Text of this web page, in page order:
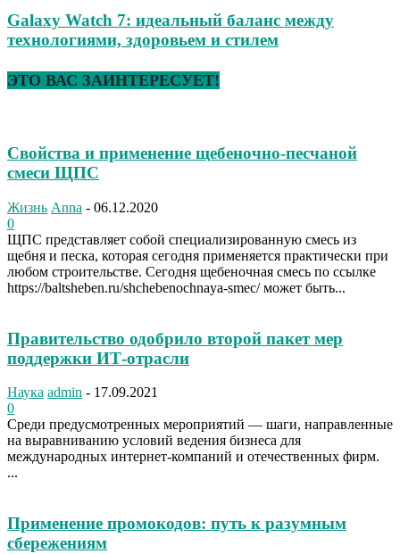
Galaxy Watch 7: идеальный баланс между
технологиями, здоровьем и стилем
ЭТО ВАС ЗАИНТЕРЕСУЕТ!
Свойства и применение щебеночно-песчаной
смеси ЩПС
Жизнь Anna - 06.12.2020
0
ЩПС представляет собой специализированную смесь из
щебня и песка, которая сегодня применяется практически при
любом строительстве. Сегодня щебеночная смесь по ссылке
https://baltsheben.ru/shchebenochnaya-smec/ может быть...
Правительство одобрило второй пакет мер
поддержки ИТ-отрасли
Наука admin - 17.09.2021
0
Среди предусмотренных мероприятий — шаги, направленные
на выравниванию условий ведения бизнеса для
международных интернет-компаний и отечественных фирм.
...
Применение промокодов: путь к разумным
сбережениям